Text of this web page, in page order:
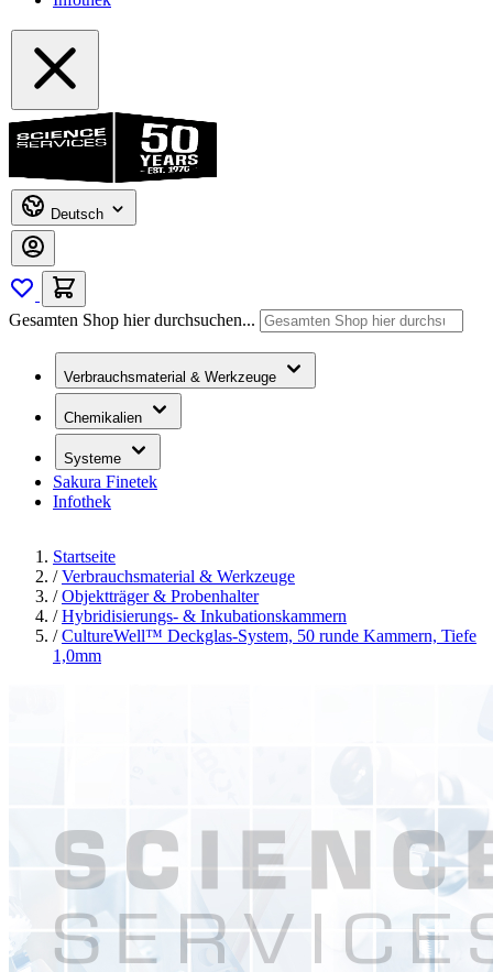
Deutsch
Gesamten Shop hier durchsuchen...
Verbrauchsmaterial & Werkzeuge
Chemikalien
Systeme
Sakura Finetek
Infothek
Startseite
/ Verbrauchsmaterial & Werkzeuge
/ Objektträger & Probenhalter
/ Hybridisierungs- & Inkubationskammern
/ CultureWell™ Deckglas-System, 50 runde Kammern, Tiefe
1,0mm